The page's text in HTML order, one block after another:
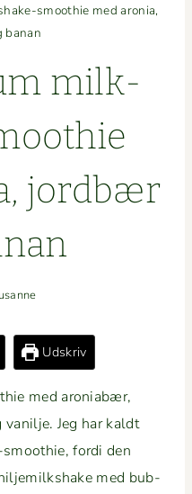
smoothie med aronia,
banan
milk­
jord­bær
Udskriv
med aro­ni­abær,
Jeg har kaldt
for­di den
med bub­